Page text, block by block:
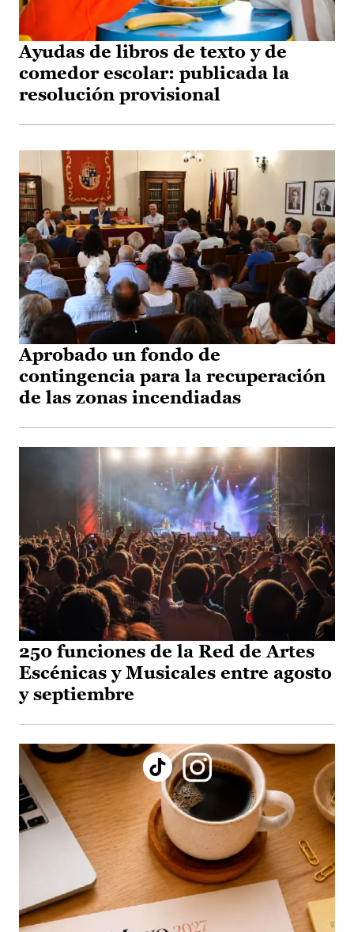
Ayudas de libros de texto y de
comedor escolar: publicada la
resolución provisional
Aprobado un fondo de
contingencia para la recuperación
de las zonas incendiadas
250 funciones de la Red de Artes
Escénicas y Musicales entre agosto
y septiembre